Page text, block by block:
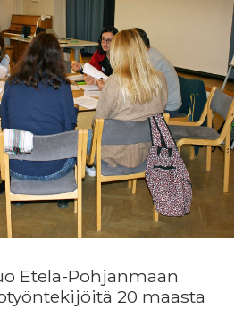
Etelä-Pohjanmaan
20 maasta